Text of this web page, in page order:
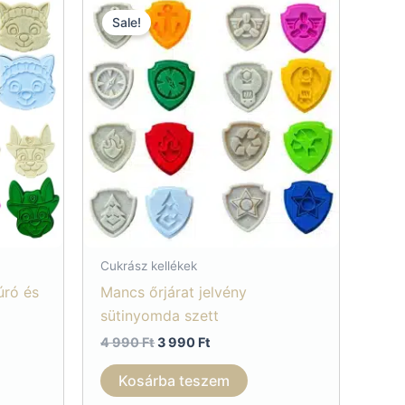
és
Sale!
Cukrász kellékek
Mancs őrjárat jelvény
sütinyomda szett
4 990FtOriginal
was:
4
3 990 Ft
3
Kosárba teszem